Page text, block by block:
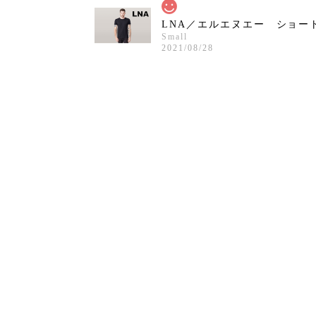
LNA／エルエヌエー ショー
Small
2021/08/28